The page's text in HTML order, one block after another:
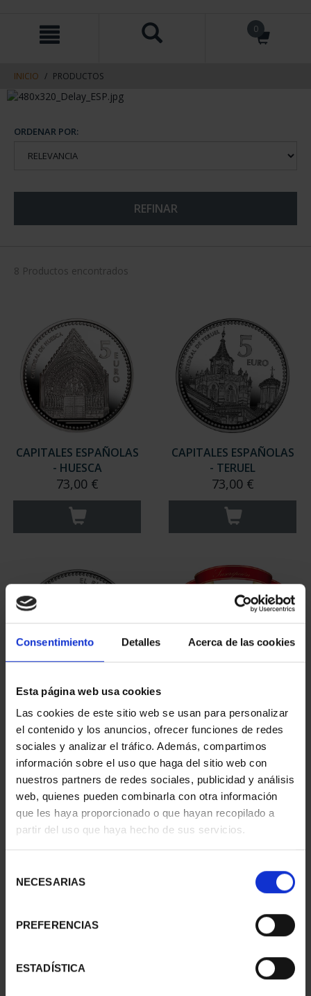
Consentimiento Detalles Acerca de las cookies
Esta página web usa cookies
Las cookies de este sitio web se usan para personalizar
el contenido y los anuncios, ofrecer funciones de redes
sociales y analizar el tráfico. Además, compartimos
información sobre el uso que haga del sitio web con
nuestros partners de redes sociales, publicidad y análisis
web, quienes pueden combinarla con otra información
que les haya proporcionado o que hayan recopilado a
partir del uso que haya hecho de sus servicios.
NECESARIAS
PREFERENCIAS
ESTADÍSTICA
contenido
navegacin
0
INICIO PRODUCTOS
ORDENAR POR:
REFINAR
8 Productos encontrados
CAPITALES ESPAÑOLAS
- HUESCA
73,00 €
CAPITALES ESPAÑOLAS
- TERUEL
73,00 €
- ZARAGOZA
73,00 €
CAPITALES DE
PROVINCIA 1
949,00 €
Sólo para usuarios
registrados
SUSCRIPCIÓN
CAPITALES DE
SUSCRIPCIÓN
CAPITALES DE